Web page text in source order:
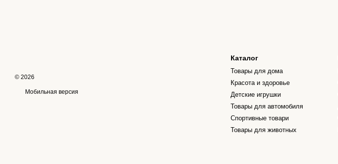
© 2026
Мобильная версия
Каталог
Товары для дома
Красота и здоровье
Детские игрушки
Товары для автомобиля
Спортивные товари
Товары для животных